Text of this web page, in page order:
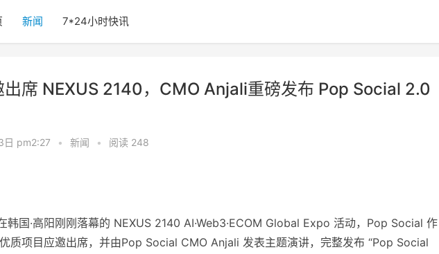
新闻 7*24小时快讯
席 NEXUS 2140，CMO Anjali重磅发布 Pop Social 2.0
日 pm2:27 • 新闻 • 阅读 248
国·高阳刚刚落幕的 NEXUS 2140 AI·Web3·ECOM Global Expo 活动，Pop Social 作
质项目应邀出席，并由Pop Social CMO Anjali 发表主题演讲，完整发布 “Pop Social